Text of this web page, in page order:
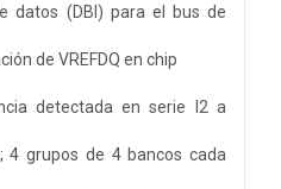
datos (DBI) para el bus de
de VREFDQ en chip
detectada en serie I2 a
4 grupos de 4 bancos cada